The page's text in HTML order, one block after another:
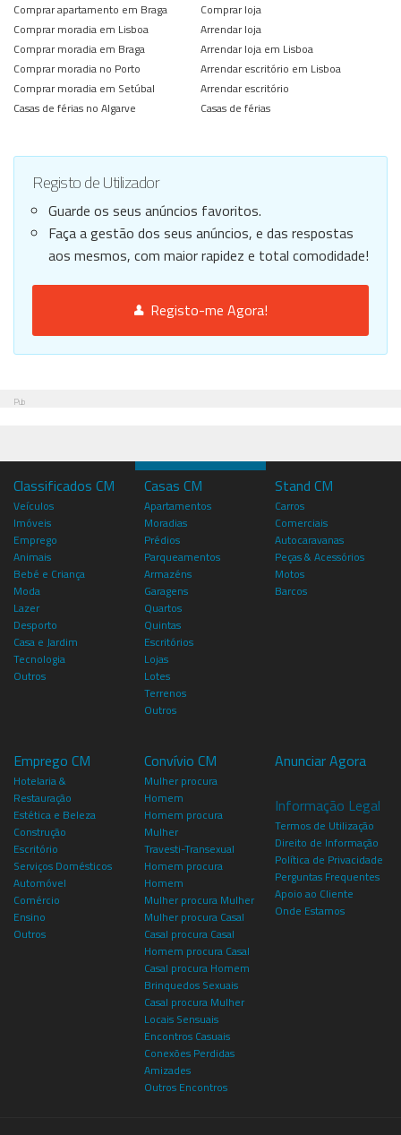
Comprar apartamento em Braga
Comprar moradia em Lisboa
Comprar moradia em Braga
Comprar moradia no Porto
Comprar moradia em Setúbal
Casas de férias no Algarve
Comprar loja
Arrendar loja
Arrendar loja em Lisboa
Arrendar escritório em Lisboa
Arrendar escritório
Casas de férias
Registo de Utilizador
Guarde os seus anúncios favoritos.
Faça a gestão dos seus anúncios, e das respostas
aos mesmos, com maior rapidez e total comodidade!
Registo-me Agora!
Pub
Classificados CM
Veículos
Imóveis
Emprego
Animais
Bebé e Criança
Moda
Lazer
Desporto
Casa e Jardim
Tecnologia
Outros
Casas CM
Apartamentos
Moradias
Prédios
Parqueamentos
Armazéns
Garagens
Quartos
Quintas
Escritórios
Lojas
Lotes
Terrenos
Outros
Stand CM
Carros
Comerciais
Autocaravanas
Peças & Acessórios
Motos
Barcos
Emprego CM
Hotelaria &
Restauração
Estética e Beleza
Construção
Escritório
Serviços Domésticos
Automóvel
Comércio
Ensino
Outros
Convívio CM
Mulher procura
Homem
Homem procura
Mulher
Travesti-Transexual
Homem procura
Homem
Mulher procura Mulher
Mulher procura Casal
Casal procura Casal
Homem procura Casal
Casal procura Homem
Brinquedos Sexuais
Casal procura Mulher
Locais Sensuais
Encontros Casuais
Conexões Perdidas
Amizades
Outros Encontros
Anunciar Agora
Informação Legal
Termos de Utilização
Direito de Informação
Política de Privacidade
Perguntas Frequentes
Apoio ao Cliente
Onde Estamos